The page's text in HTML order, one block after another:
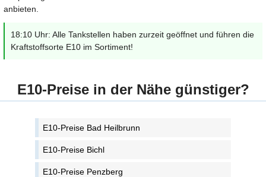
anbieten.
18:10 Uhr: Alle Tankstellen haben zurzeit geöffnet und führen die
Kraftstoffsorte E10 im Sortiment!
E10-Preise in der Nähe günstiger?
E10-Preise Bad Heilbrunn
E10-Preise Bichl
E10-Preise Penzberg